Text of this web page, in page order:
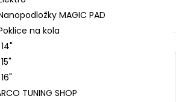
MAGIC PAD
na kola
14"
15"
16"
TUNING SHOP
POD SPZ - EASY CLICK
S ATESTEM 8SD - BEZ POTISKU